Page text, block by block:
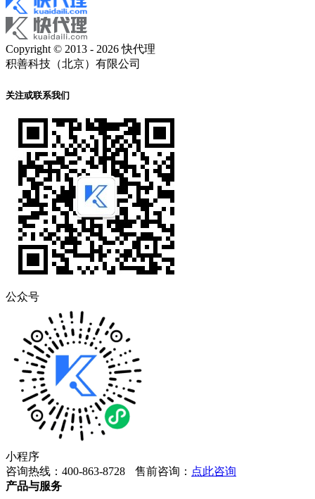
Copyright © 2013 - 2026 快代理
积善科技（北京）有限公司
关注或联系我们
公众号
小程序
咨询热线：400-863-8728
售前咨询： 点此咨询
产品与服务